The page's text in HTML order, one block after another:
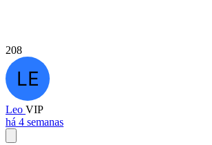
208
Leo VIP
há 4 semanas